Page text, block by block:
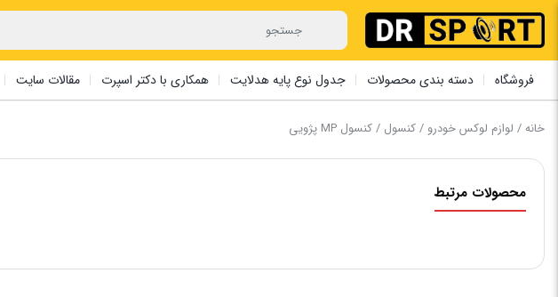
فروشگاه دسته بندی محصولات جدول نوع پایه هدلایت همکاری با دکتر اسپرت مقالات سایت
خانه/ لوازم لوکس خودرو /کنسول / ‏کنسول ‏MP پژویی
محصولات مرتبط